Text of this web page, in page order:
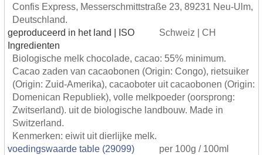
Confis Express, Messerschmittstraße 23, 89231 Neu-Ulm,
Deutschland.
geproduceerd in het land | ISO
Schweiz | CH
Ingredienten
Biologische melk chocolade, cacao: 55% minimum.
Cacao zaden van cacaobonen (Origin: Congo), rietsuiker
(Origin: Zuid-Amerika), cacaoboter uit cacaobonen (Origin:
Domenican Republiek), volle melkpoeder (oorsprong:
Zwitserland). uit de biologische landbouw. Made in
Switzerland.
Kenmerken: eiwit uit dierlijke melk.
voedingswaarde table (29099)
per 100g / 100ml